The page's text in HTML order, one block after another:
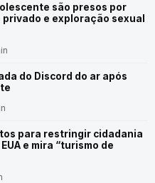
são presos por
e exploração sexual
do Discord do ar após
para restringir cidadania
e mira “turismo de